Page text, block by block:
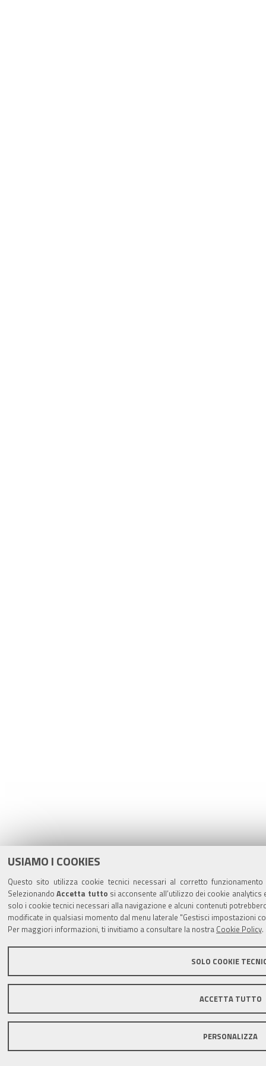
USIAMO I COOKIES
Questo sito utilizza cookie tecnici necessari al corretto
SelezionandoAccetta tutto si acconsente all’utilizzo dei cookie
solo i cookie tecnici necessari alla navigazione e alcuni contenuti
modificate in qualsiasi momento dal menu laterale "Gestisci impostazioni
Per maggiori informazioni, ti invitiamo a consultare la nostra Cookie Policy.
SOLO COOKIE
ACCETTA TUTTO
PERSONALIZZA